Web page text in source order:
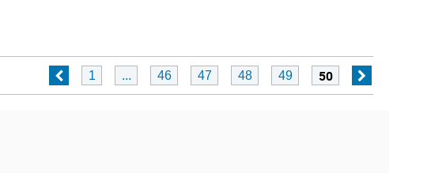
1 ... 46 47 48 49 50